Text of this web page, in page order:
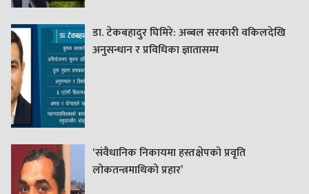
डा. टेकबहादुर घिमिरे: अब्बल सरकारी वकिलदेखि
अनुसन्धान र प्रविधिका ज्ञातासम्म
‘संवैधानिक निकायमा हस्तक्षेपको प्रवृति
लोकतन्त्रमाथिको प्रहार’